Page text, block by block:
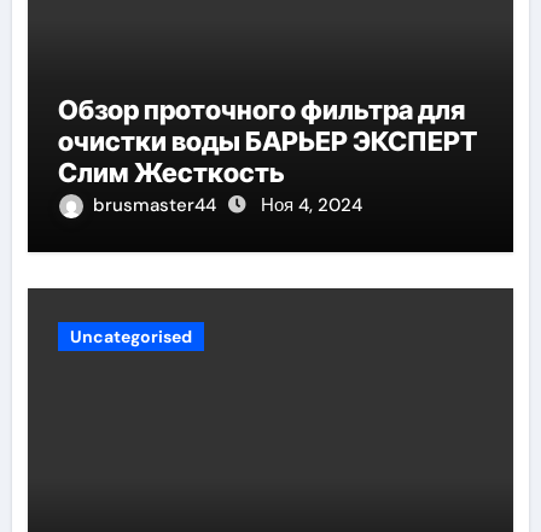
Обзор проточного фильтра для
очистки воды БАРЬЕР ЭКСПЕРТ
Слим Жесткость
brusmaster44 Ноя 4, 2024
Uncategorised